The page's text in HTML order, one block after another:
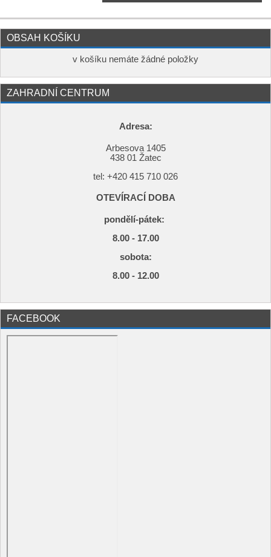
OBSAH KOŠÍKU
v košíku nemáte žádné položky
ZAHRADNÍ CENTRUM
Adresa:
Arbesova 1405
438 01 Žatec
tel: +420 415 710 026
OTEVÍRACÍ DOBA
pondělí-pátek:
8.00 - 17.00
sobota:
8.00 - 12.00
FACEBOOK